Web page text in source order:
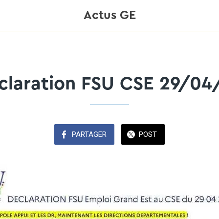
Actus GE
FSU CSE 29/
PARTAGER POST